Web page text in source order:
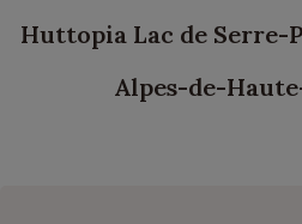
Huttopia Lac de Serre-
Alpes-de-